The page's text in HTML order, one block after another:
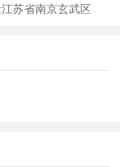
江苏省南京玄武区